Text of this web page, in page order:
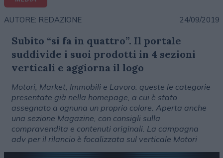
AUTORE: REDAZIONE 24/09/2019
Subito “si fa in quattro”. Il portale
suddivide i suoi prodotti in 4 sezioni
verticali e aggiorna il logo
Motori, Market, Immobili e Lavoro: queste le categorie
presentate già nella homepage, a cui è stato
assegnato a ognuna un proprio colore. Aperta anche
una sezione Magazine, con consigli sulla
compravendita e contenuti originali. La campagna
adv per il rilancio è focalizzata sul verticale Motori